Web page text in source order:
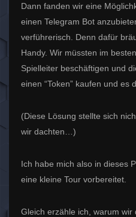
Dann fanden wir eine
einen Telegram Bot
verführerisch. Denn dafür
Handy. Wir müssten im
Spielleiter beschäftigen und
einen “Token” kaufen und es
(Diese Lösung stellte sich
wir dachten…)
Ich habe mich also in dieses
eine kleine Tour vorbereitet.
Gleich erzähle ich, warum wir